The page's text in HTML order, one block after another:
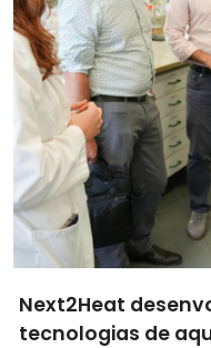
Next2Heat
tecnologias de